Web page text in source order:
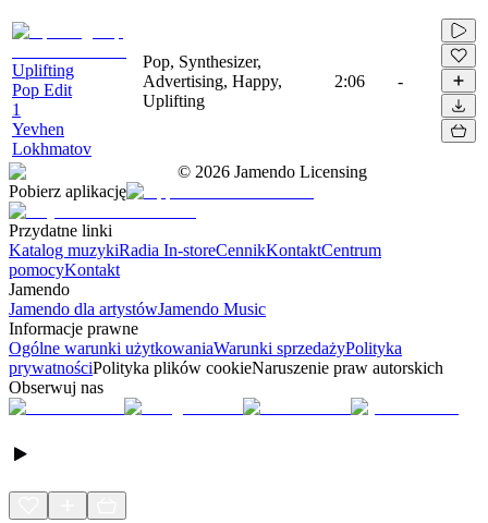
Uplifting
Pop Edit
1
Yevhen
Lokhmatov
Pop, Synthesizer,
Advertising, Happy,
Uplifting
2:06 -
© 2026 Jamendo Licensing
Pobierz aplikację
Przydatne linki
Katalog muzykiRadia In-storeCennikKontaktCentrum
pomocyKontakt
Jamendo
Jamendo dla artystówJamendo Music
Informacje prawne
Ogólne warunki użytkowaniaWarunki sprzedażyPolityka
prywatnościPolityka plików cookieNaruszenie praw autorskich
Obserwuj nas